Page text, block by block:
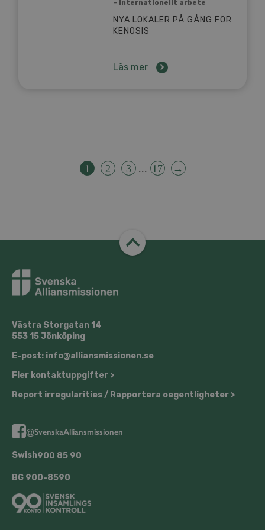
– Internationellt arbete
NYA LOKALER PÅ GÅNG FÖR
KENOSIS
Läs mer
1 2 3 ... 17 →
Västra Storgatan 14
553 15 Jönköping
E-post: info@alliansmissionen.se
Fler kontaktuppgifter >
Report irregularities / Rapportera oegentligheter >
@SvenskaAlliansmissionen
Swish900 85 90
BG 900-8590